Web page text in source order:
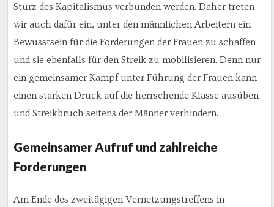
Sturz des Kapitalismus verbunden werden. Daher treten
wir auch dafür ein, unter den männlichen Arbeitern ein
Bewusstsein für die Forderungen der Frauen zu schaffen
und sie ebenfalls für den Streik zu mobilisieren. Denn nur
ein gemeinsamer Kampf unter Führung der Frauen kann
einen starken Druck auf die herrschende Klasse ausüben
und Streikbruch seitens der Männer verhindern.
Gemeinsamer Aufruf und zahlreiche
Forderungen
Am Ende des zweitägigen Vernetzungstreffens in